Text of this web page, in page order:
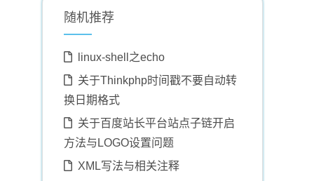
随机推荐
linux-shell之echo
关于Thinkphp时间戳不要自动转
换日期格式
关于百度站长平台站点子链开启
方法与LOGO设置问题
XML写法与相关注释